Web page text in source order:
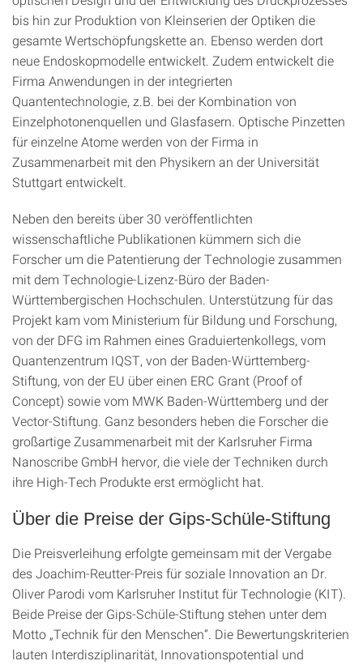
bis hin zur Produktion von Kleinserien der Optiken die
gesamte Wertschöpfungskette an. Ebenso werden dort
neue Endoskopmodelle entwickelt. Zudem entwickelt die
Firma Anwendungen in der integrierten
Quantentechnologie, z.B. bei der Kombination von
Einzelphotonenquellen und Glasfasern. Optische Pinzetten
für einzelne Atome werden von der Firma in
Zusammenarbeit mit den Physikern an der Universität
Stuttgart entwickelt.
Neben den bereits über 30 veröffentlichten
wissenschaftliche Publikationen kümmern sich die
Forscher um die Patentierung der Technologie zusammen
mit dem Technologie-Lizenz-Büro der Baden-
Württembergischen Hochschulen. Unterstützung für das
Projekt kam vom Ministerium für Bildung und Forschung,
von der DFG im Rahmen eines Graduiertenkollegs, vom
Quantenzentrum IQST, von der Baden-Württemberg-
Stiftung, von der EU über einen ERC Grant (Proof of
Concept) sowie vom MWK Baden-Württemberg und der
Vector-Stiftung. Ganz besonders heben die Forscher die
großartige Zusammenarbeit mit der Karlsruher Firma
Nanoscribe GmbH hervor, die viele der Techniken durch
ihre High-Tech Produkte erst ermöglicht hat.
Über die Preise der Gips-Schüle-Stiftung
Die Preisverleihung erfolgte gemeinsam mit der Vergabe
des Joachim-Reutter-Preis für soziale Innovation an Dr.
Oliver Parodi vom Karlsruher Institut für Technologie (KIT).
Beide Preise der Gips-Schüle-Stiftung stehen unter dem
Motto „Technik für den Menschen“. Die Bewertungskriterien
lauten Interdisziplinarität, Innovationspotential und